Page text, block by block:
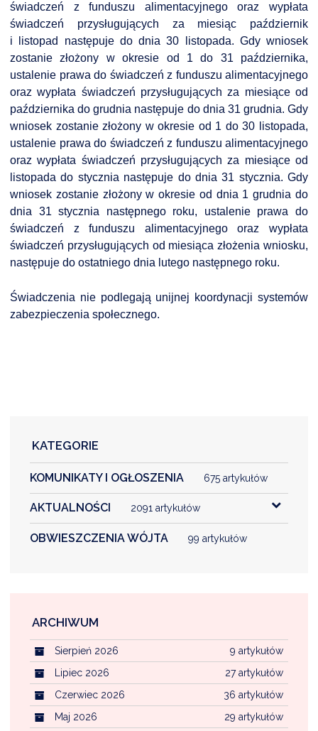
świadczeń z funduszu alimentacyjnego oraz wypłata
świadczeń przysługujących za miesiąc październik
i listopad następuje do dnia 30 listopada. Gdy wniosek
zostanie złożony w okresie od 1 do 31 października,
ustalenie prawa do świadczeń z funduszu alimentacyjnego
oraz wypłata świadczeń przysługujących za miesiące od
października do grudnia następuje do dnia 31 grudnia. Gdy
wniosek zostanie złożony w okresie od 1 do 30 listopada,
ustalenie prawa do świadczeń z funduszu alimentacyjnego
oraz wypłata świadczeń przysługujących za miesiące od
listopada do stycznia następuje do dnia 31 stycznia. Gdy
wniosek zostanie złożony w okresie od dnia 1 grudnia do
dnia 31 stycznia następnego roku, ustalenie prawa do
świadczeń z funduszu alimentacyjnego oraz wypłata
świadczeń przysługujących od miesiąca złożenia wniosku,
następuje do ostatniego dnia lutego następnego roku.
Świadczenia nie podlegają unijnej koordynacji systemów
zabezpieczenia społecznego.
KATEGORIE
KOMUNIKATY I OGŁOSZENIA 675 artykułów
AKTUALNOŚCI 2091 artykułów
OBWIESZCZENIA WÓJTA 99 artykułów
ARCHIWUM
9 artykułów
Sierpień 2026
27 artykułów
Lipiec 2026
36 artykułów
Czerwiec 2026
29 artykułów
Maj 2026